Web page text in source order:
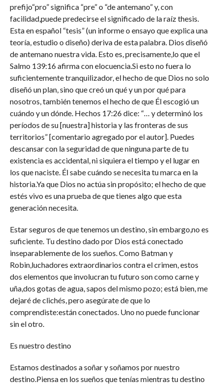
prefijo“pro” significa “pre” o “de antemano” y, con
facilidad,puede predecirse el significado de la raíz thesis.
Esta en español “tesis” (un informe o ensayo que explica una
teoría, estudio o diseño) deriva de esta palabra. Dios diseñó
de antemano nuestra vida. Esto es, precisamente,lo que el
Salmo 139:16 afirma con elocuencia.Si esto no fuera lo
suficientemente tranquilizador, el hecho de que Dios no solo
diseñó un plan, sino que creó un qué y un por qué para
nosotros, también tenemos el hecho de que Él escogió un
cuándo y un dónde. Hechos 17:26 dice: “… y determinó los
períodos de su [nuestra] historia y las fronteras de sus
territorios” [comentario agregado por el autor]. Puedes
descansar con la seguridad de que ninguna parte de tu
existencia es accidental, ni siquiera el tiempo y el lugar en
los que naciste. Él sabe cuándo se necesita tu marca en la
historia.Ya que Dios no actúa sin propósito; el hecho de que
estés vivo es una prueba de que tienes algo que esta
generación necesita.
Estar seguros de que tenemos un destino, sin embargo,no es
suficiente. Tu destino dado por Dios está conectado
inseparablemente de los sueños. Como Batman y
Robin,luchadores extraordinarios contra el crimen, estos
dos elementos que involucran tu futuro son como carne y
uña,dos gotas de agua, sapos del mismo pozo; está bien, me
dejaré de clichés, pero asegúrate de que lo
comprendiste:están conectados. Uno no puede funcionar
sin el otro.
Es nuestro destino
Estamos destinados a soñar y soñamos por nuestro
destino.Piensa en los sueños que tenías mientras tu destino